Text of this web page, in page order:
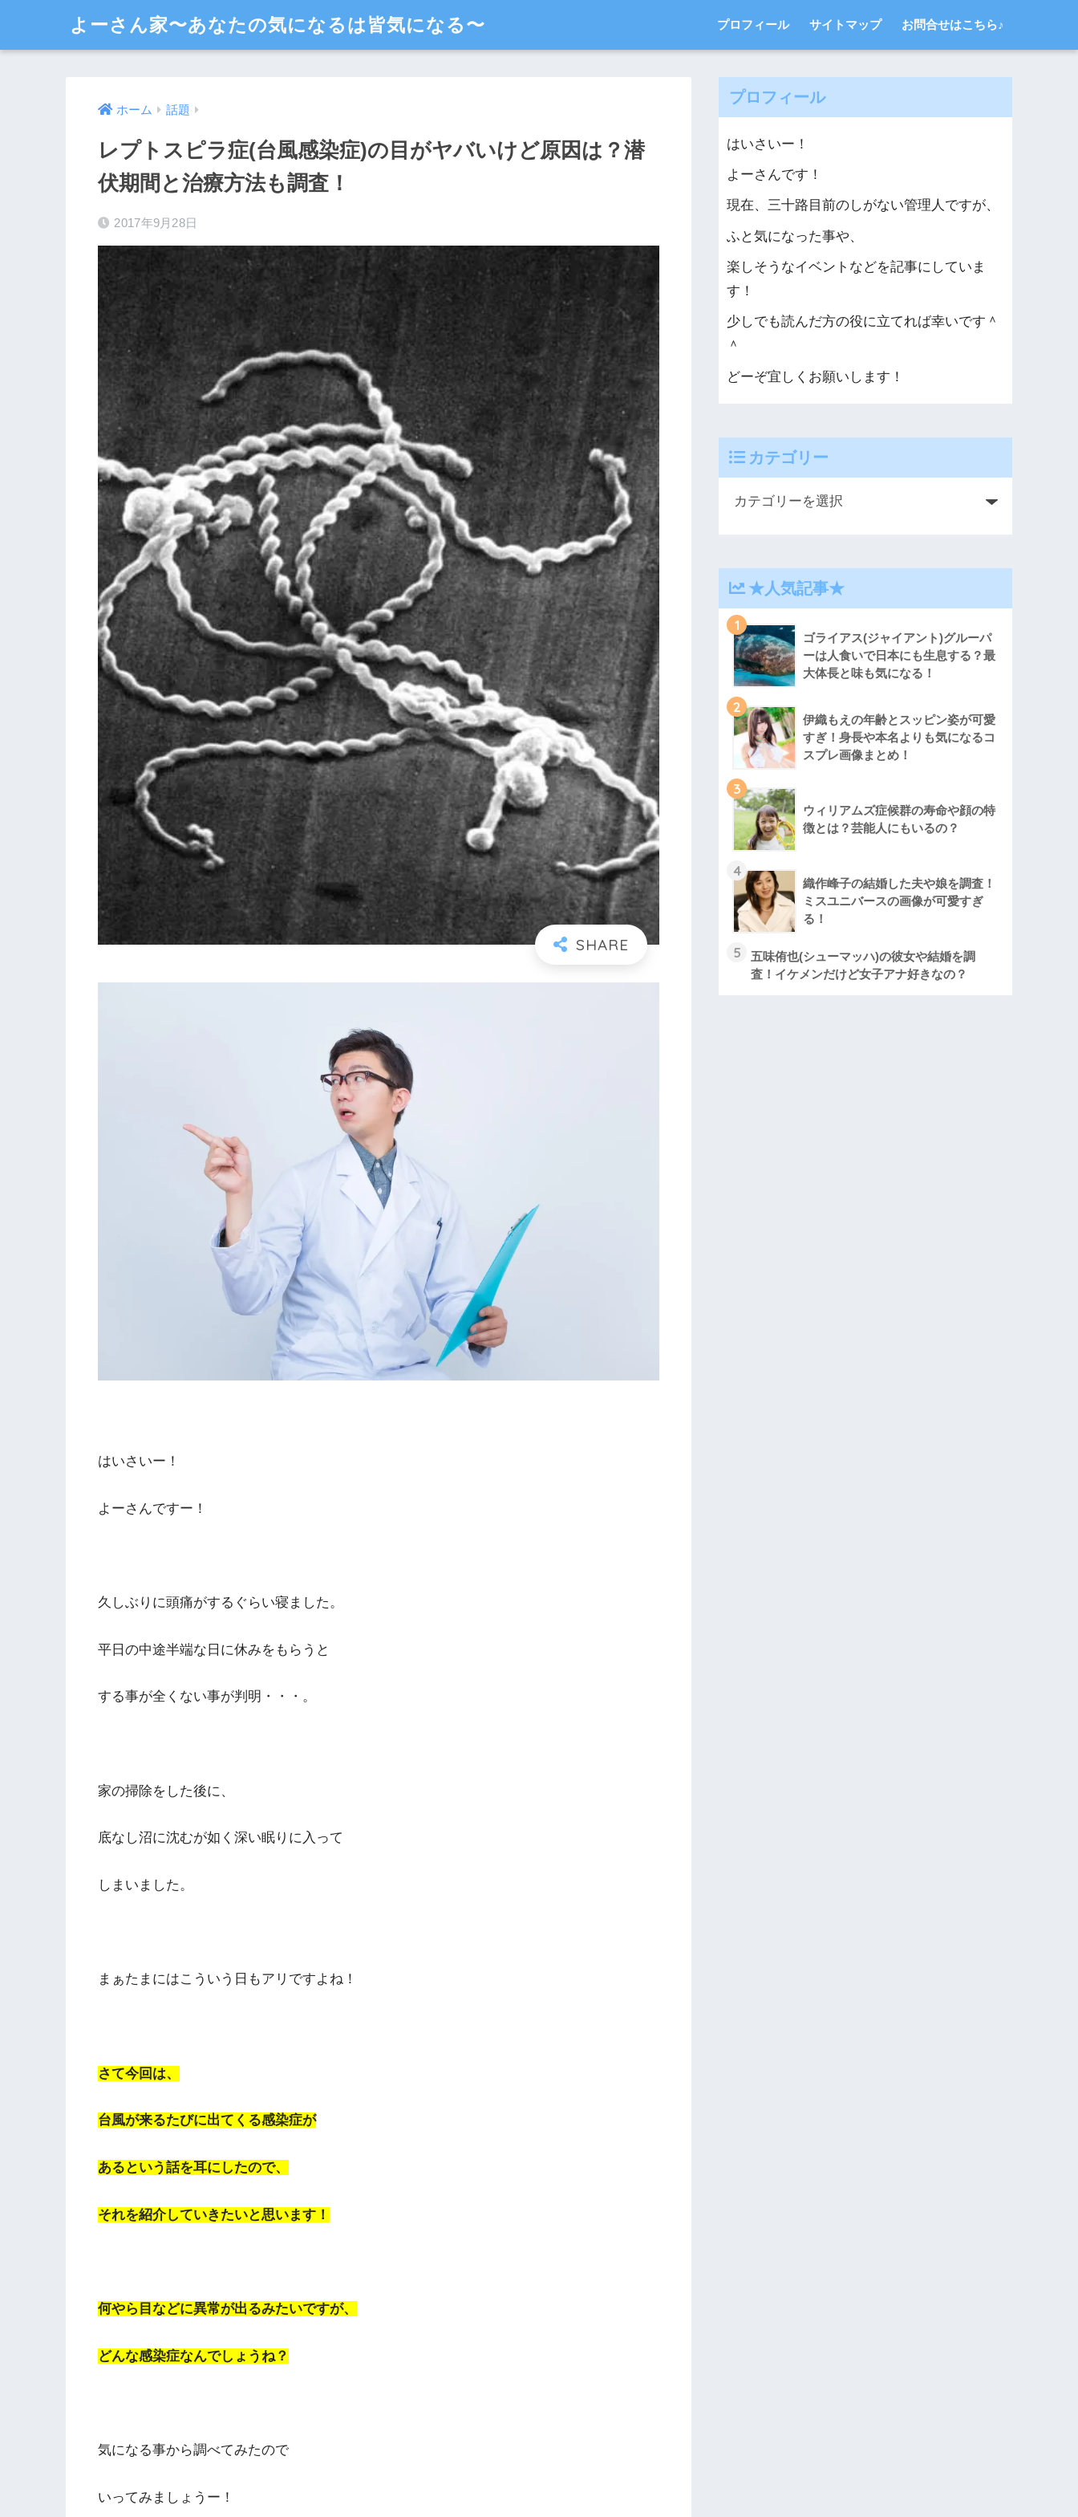
よーさん家〜あなたの気になるは皆気になる〜 プロフィール サイトマップ お問合せはこちら♪
ホーム 話題
レプトスピラ症(台風感染症)の目がヤバいけど原因は？潜
伏期間と治療方法も調査！
2017年9月28日
はいさいー！
よーさんですー！
久しぶりに頭痛がするぐらい寝ました。
平日の中途半端な日に休みをもらうと
する事が全くない事が判明・・・。
家の掃除をした後に、
底なし沼に沈むが如く深い眠りに入って
しまいました。
まぁたまにはこういう日もアリですよね！
さて今回は、
台風が来るたびに出てくる感染症が
あるという話を耳にしたので、
それを紹介していきたいと思います！
何やら目などに異常が出るみたいですが、
どんな感染症なんでしょうね？
気になる事から調べてみたので
いってみましょうー！
プロフィール
はいさいー！
よーさんです！
現在、三十路目前のしがない管理人ですが、
ふと気になった事や、
楽しそうなイベントなどを記事にしていま
す！
少しでも読んだ方の役に立てれば幸いです＾
＾
どーぞ宜しくお願いします！
カテゴリー
★人気記事★
1
ゴライアス(ジャイアント)グルーパ
ーは人食いで日本にも生息する？最
大体長と味も気になる！
2
伊織もえの年齢とスッピン姿が可愛
すぎ！身長や本名よりも気になるコ
スプレ画像まとめ！
3
ウィリアムズ症候群の寿命や顔の特
徴とは？芸能人にもいるの？
4
織作峰子の結婚した夫や娘を調査！
ミスユニバースの画像が可愛すぎ
る！
5
五味侑也(シューマッハ)の彼女や結婚を調
査！イケメンだけど女子アナ好きなの？